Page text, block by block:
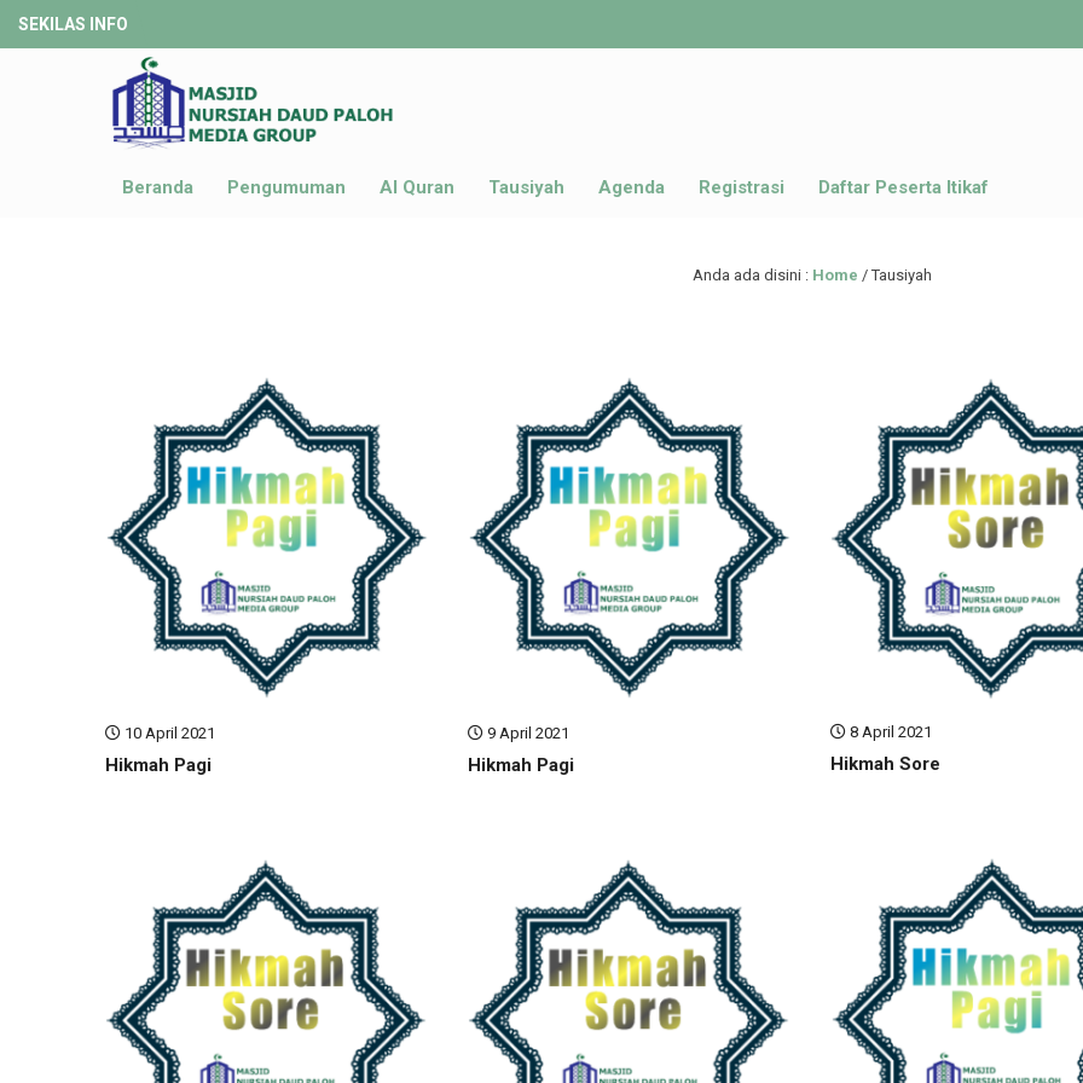
SEKILAS INFO
Beranda Pengumuman Al Quran Tausiyah Agenda Registrasi Daftar Peserta Itikaf
Anda ada disini : Home /Tausiyah
10 April 2021
Hikmah Pagi
9 April 2021
Hikmah Pagi
8 April 2021
Hikmah Sore